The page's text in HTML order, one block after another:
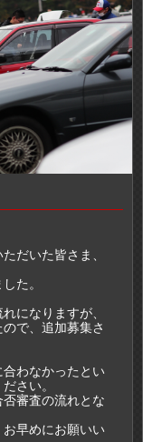
だいた皆さま、
た。
になりますが、
で、追加募集さ
わなかったとい
さい。
審査の流れとな
早めにお願いい